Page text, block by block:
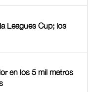
Leagues Cup; los
en los 5 mil metros